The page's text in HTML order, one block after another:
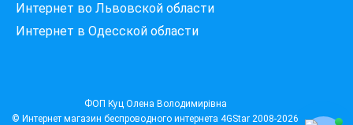
Интернет во Львовской области
Интернет в Одесской области
ФОП Куц Олена Володимирівна
© Интернет магазин беспроводного интернета 4GStar 2008-2026
Введіть вашу адресу
Місто, вулиця та номер будинку